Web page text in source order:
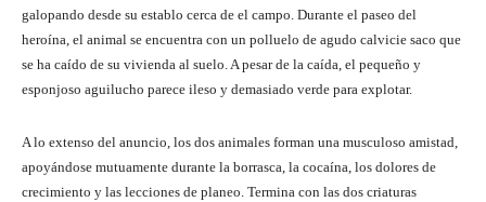
galopando desde su establo cerca de el campo. Durante el paseo del
heroína, el animal se encuentra con un polluelo de agudo calvicie saco que
se ha caído de su vivienda al suelo. A pesar de la caída, el pequeño y
esponjoso aguilucho parece ileso y demasiado verde para explotar.
A lo extenso del anuncio, los dos animales forman una musculoso amistad,
apoyándose mutuamente durante la borrasca, la cocaína, los dolores de
crecimiento y las lecciones de planeo. Termina con las dos criaturas